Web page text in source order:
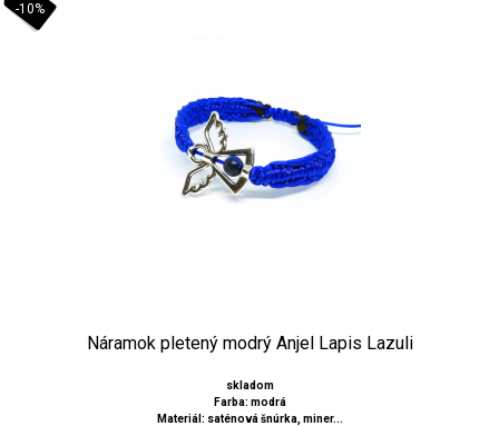
-10%
Náramok pletený modrý Anjel Lapis Lazuli
skladom
Farba: modrá
Materiál: saténová šnúrka, miner...